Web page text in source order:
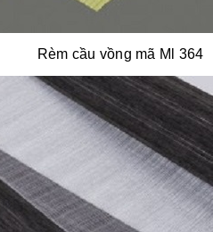
Rèm cầu vồng mã Ml 364